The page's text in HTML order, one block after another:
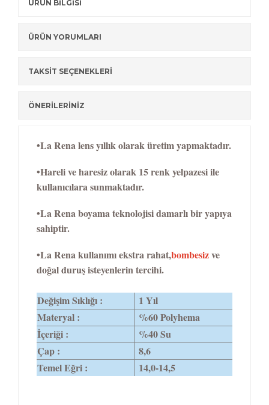
ÜRÜN BİLGİSİ
ÜRÜN YORUMLARI
TAKSİT SEÇENEKLERİ
ÖNERİLERİNİZ
•La Rena lens yıllık olarak üretim yapmaktadır.
•Hareli ve haresiz olarak 15 renk yelpazesi ile
kullanıcılara sunmaktadır.
•La Rena boyama teknolojisi damarlı bir yapıya
sahiptir.
•La Rena kullanımı ekstra rahat,bombesizve
doğal duruş isteyenlerin tercihi.
Değişim Sıklığı :
1 Yıl
Materyal :
%60 Polyhema
İçeriği :
%40 Su
Çap :
8,6
Temel Eğri :
14,0-14,5